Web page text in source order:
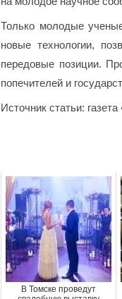
Только молодые
новые технологии,
передовые позиции.
попечителей и
Источник статьи:
В Томске проведут